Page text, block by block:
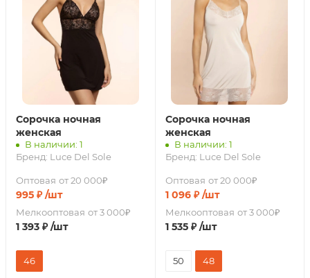
Сорочка ночная
женская
В наличии: 1
Бренд: Luce Del Sole
Оптовая от 20 000₽
995 ₽ /шт
Мелкооптовая от 3 000₽
1 393 ₽ /шт
46
Сорочка ночная
женская
В наличии: 1
Бренд: Luce Del Sole
Оптовая от 20 000₽
1 096₽ /шт
Мелкооптовая от 3 000₽
1 535₽ /шт
50 48